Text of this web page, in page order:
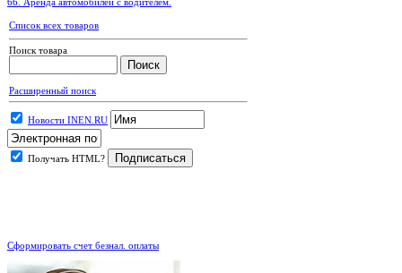
Список всех товаров
Поиск товара
Расширенный поиск
Новости INEN.RU
Получать HTML?
Сформировать счет безнал. оплаты